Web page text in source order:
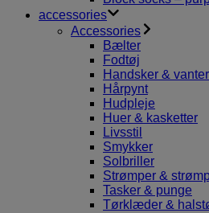
accessories
Accessories
Bælter
Fodtøj
Handsker & vanter
Hårpynt
Hudpleje
Huer & kasketter
Livsstil
Smykker
Solbriller
Strømper &
Tasker & punge
Tørklæder &